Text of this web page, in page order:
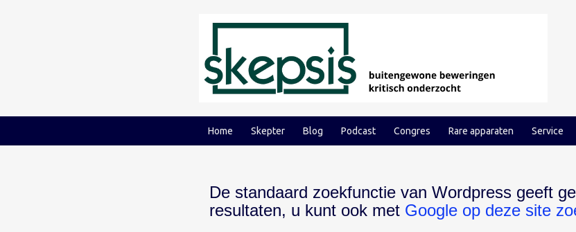
Home Skepter Blog Podcast Congres Rare apparaten Service
De standaard zoekfunctie van Wordpress geeft
resultaten, u kunt ook met Google op deze site